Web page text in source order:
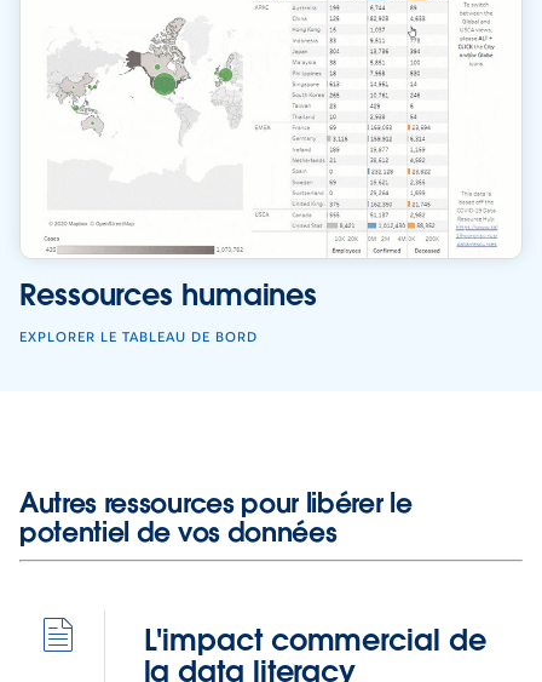
Ressources humaines
EXPLORER LE TABLEAU DE BORD
Autres ressources pour libérer le
potentiel de vos données
L'impact commercial de
la data literacy